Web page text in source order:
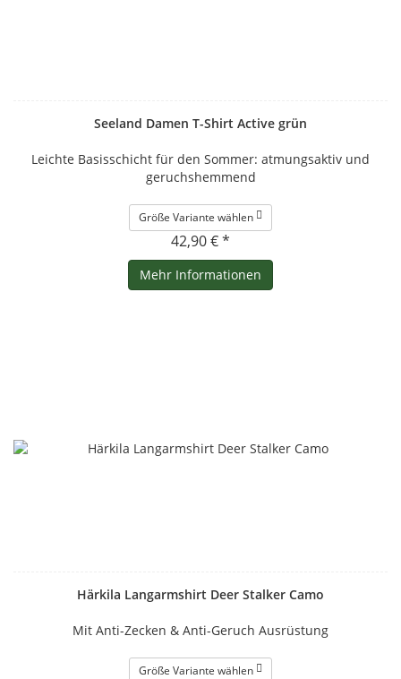
Seeland Damen T-Shirt Active grün
Leichte Basisschicht für den Sommer: atmungsaktiv und
geruchshemmend
Größe Variante wählen
42,90 € *
Mehr Informationen
Härkila Langarmshirt Deer Stalker Camo
Mit Anti-Zecken & Anti-Geruch Ausrüstung
Größe Variante wählen